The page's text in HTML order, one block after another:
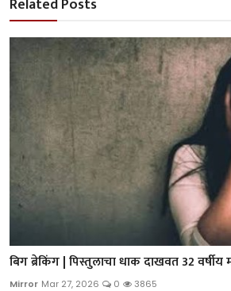
Related Posts
बिग ब्रेकिंग | पिस्तुलाचा धाक दाखवत 32 वर्षीय
Mirror Mar 27, 2026 0 3865